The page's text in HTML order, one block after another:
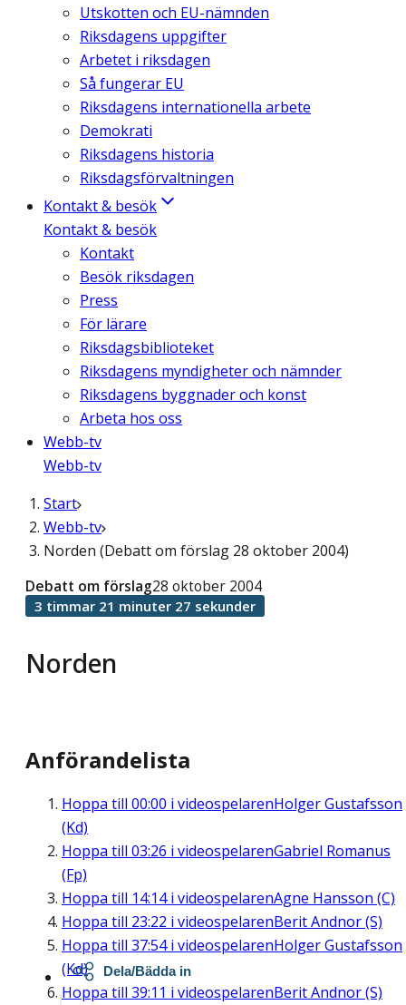
Utskotten och EU-nämnden
Riksdagens uppgifter
Arbetet i riksdagen
Så fungerar EU
Riksdagens internationella arbete
Demokrati
Riksdagens historia
Riksdagsförvaltningen
Kontakt & besök
Kontakt & besök
Kontakt
Besök riksdagen
Press
För lärare
Riksdagsbiblioteket
Riksdagens myndigheter och nämnder
Riksdagens byggnader och konst
Arbeta hos oss
Webb-tv
Webb-tv
Start
Webb-tv
Norden (Debatt om förslag 28 oktober 2004)
Norden
Debatt om förslag28 oktober 2004
3 timmar 21 minuter 27 sekunder
Anförandelista
Hoppa till 00:00 i videospelarenHolger Gustafsson
(Kd)
Hoppa till 03:26 i videospelarenGabriel Romanus
(Fp)
Hoppa till 14:14i videospelarenAgne Hansson (C)
Hoppa till 23:22 i videospelarenBerit Andnor (S)
Hoppa till 37:54i videospelarenHolger Gustafsson
(Kd)
Hoppa till 39:11 i videospelarenBerit Andnor (S)
Dela/Bädda in